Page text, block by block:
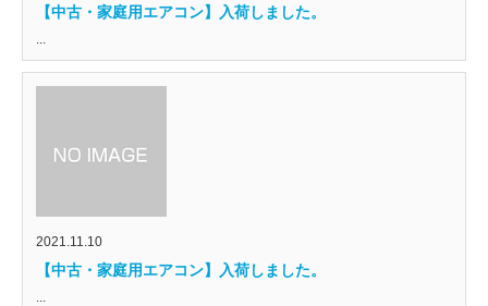
【中古・家庭用エアコン】入荷しました。
...
2021.11.10
【中古・家庭用エアコン】入荷しました。
...